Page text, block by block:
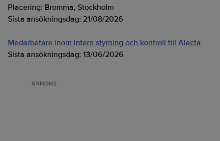
Placering: Bromma, Stockholm
Sista ansökningsdag: 21/08/2026
Medarbetare inom Intern styrning och kontroll till Alecta
Sista ansökningsdag: 13/06/2026
ANNONS